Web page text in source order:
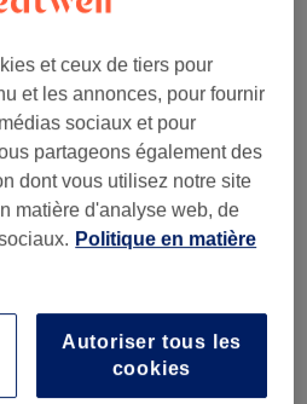
11:00–20:00
11:00–20:00
11:00–20:00
11:00–20:00
11:00–20:00
de beauté situé en plein
dans le quartier de
cet institut, vous découvrez un
d’une décoration à la
et ceux de tiers pour
et les annonces, pour fournir
sociaux et pour
partageons également des
dont vous utilisez notre site
matière d'analyse web, de
Politique en matière
Autoriser tous les
cookies